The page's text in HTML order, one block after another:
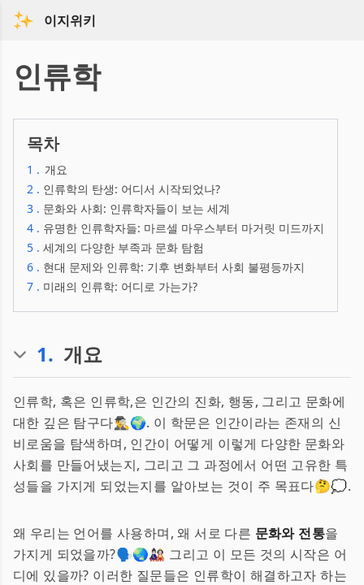
이지위키
인류학
목차
1 . 개요
2 . 인류학의 탄생: 어디서 시작되었나?
3 . 문화와 사회: 인류학자들이 보는 세계
4 . 유명한 인류학자들: 마르셀 마우스부터 마거릿 미드까지
5 . 세계의 다양한 부족과 문화 탐험
6 . 현대 문제와 인류학: 기후 변화부터 사회 불평등까지
7 . 미래의 인류학: 어디로 가는가?
1. 개요
인류학, 혹은 인류학,은 인간의 진화, 행동, 그리고 문화에
대한 깊은 탐구다🕵️‍♂️🌍. 이 학문은 인간이라는 존재의 신
비로움을 탐색하며, 인간이 어떻게 이렇게 다양한 문화와
사회를 만들어냈는지, 그리고 그 과정에서 어떤 고유한 특
성들을 가지게 되었는지를 알아보는 것이 주 목표다🤔💭.
왜 우리는 언어를 사용하며, 왜 서로 다른 문화와 전통을
가지게 되었을까?🗣️🌏🎎 그리고 이 모든 것의 시작은 어
디에 있을까? 이러한 질문들은 인류학이 해결하고자 하는